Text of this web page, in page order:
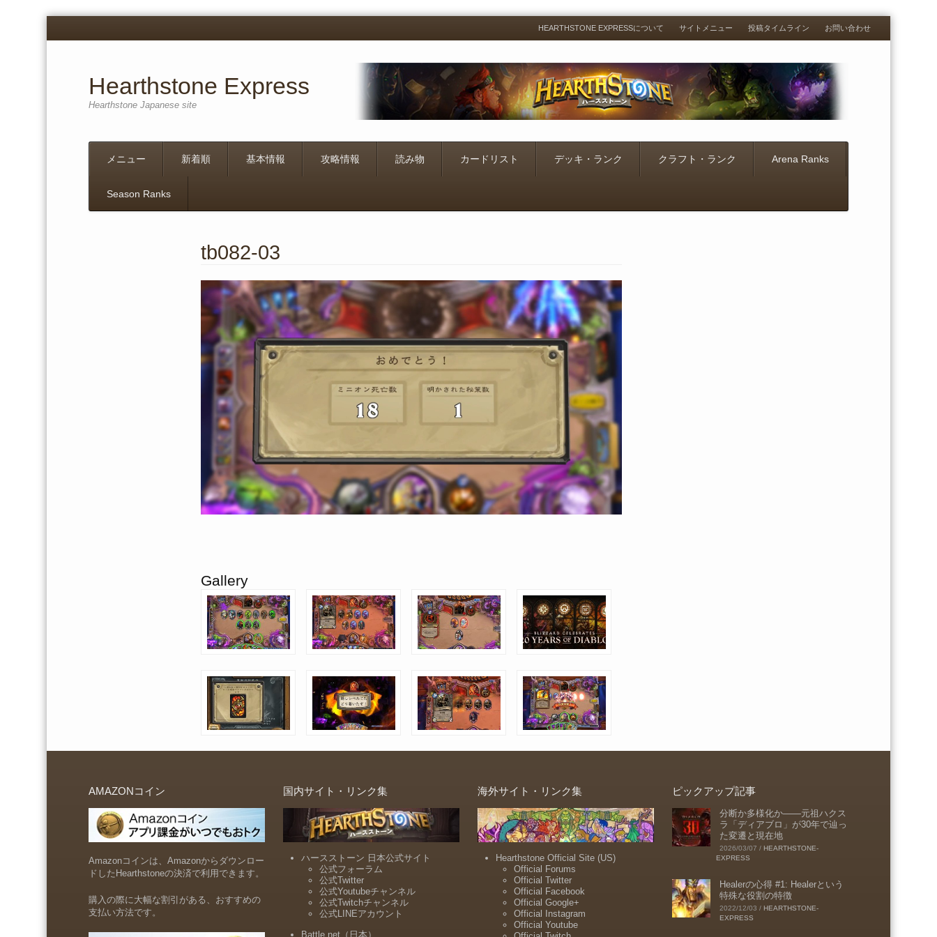
Menu
Skip
to
HEARTHSTONE EXPRESSについて サイトメニュー 投稿タイムライン お問い合わせ
Hearthstone Express
Hearthstone Japanese site
メニュー 新着順 基本情報 攻略情報 読み物 カードリスト デッキ・ランク クラフト・ランク Arena Ranks
Season Ranks
tb082-03
Gallery
AMAZONコイン
Amazonコインは、Amazonからダウンロー
ドしたHearthstoneの決済で利用できます。
購入の際に大幅な割引がある、おすすめの
支払い方法です。
国内サイト・リンク集
ハースストーン 日本公式サイト
公式フォーラム
公式Twitter
公式Youtubeチャンネル
公式Twitchチャンネル
公式LINEアカウント
Battle.net（日本）
海外サイト・リンク集
Hearthstone Official Site (US)
Official Forums
Official Twitter
Official Facebook
Official Google+
Official Instagram
Official Youtube
ピックアップ記事
分断か多様化か――元祖ハクス
ラ「ディアブロ」が30年で辿っ
た変遷と現在地
2026/03/07 / HEARTHSTONE-
EXPRESS
Healerの心得 #1: Healerという
特殊な役割の特徴
2022/12/03 / HEARTHSTONE-
EXPRESS